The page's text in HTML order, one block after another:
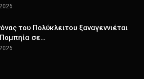
του Πολύκλειτου ξαναγεννιέται
σε…